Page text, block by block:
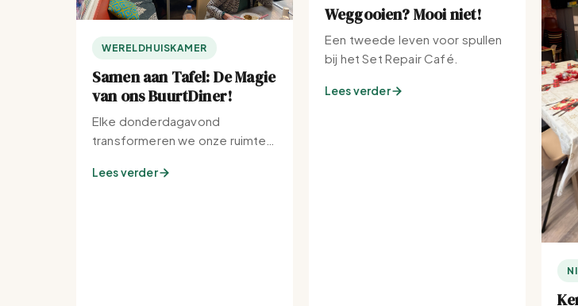
WERELDHUISKAMER
Samen aan Tafel: De Magie
van ons BuurtDiner!
Elke donderdagavond
transformeren we onze ruimte
buurt.
Lees verder
Weggooien? Mooi niet!
Een tweede leven voor spullen
bij het Set Repair Café.
Lees verder